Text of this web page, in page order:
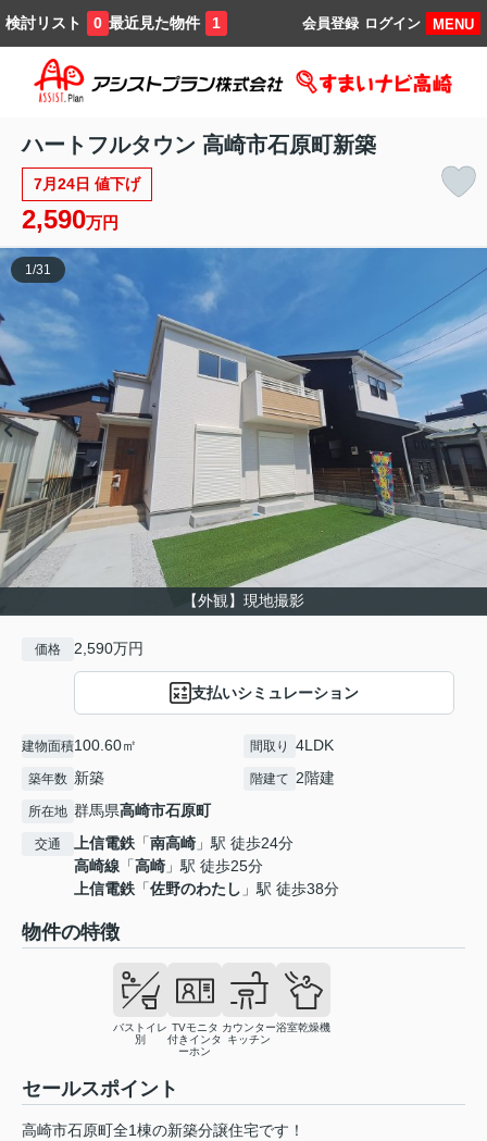
検討リスト 0 最近見た物件 1 MENU
ログイン
会員登録
ハートフルタウン 高崎市石原町新築
7月24日 値下げ
2,590万円
【外観】現地撮影
1 /31
価格 2,590万円
支払いシミュレーション
建物面積100.60㎡ 間取り 4LDK
築年数 新築 階建て 2階建
所在地 群馬県高崎市石原町
交通 上信電鉄 「南高崎 」駅 徒歩24分
高崎線 「高崎 」駅 徒歩25分
上信電鉄 「佐野のわたし 」駅 徒歩38分
物件の特徴
バストイレ
別
TVモニタ
付きインタ
ーホン
カウンター
キッチン
浴室乾燥機
セールスポイント
高崎市石原町全1棟の新築分譲住宅です！